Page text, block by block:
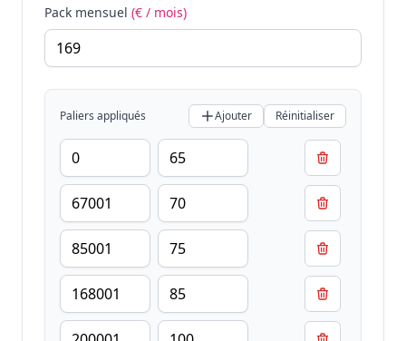
Pack mensuel (€ / mois)
Paliers appliqués Ajouter Réinitialiser